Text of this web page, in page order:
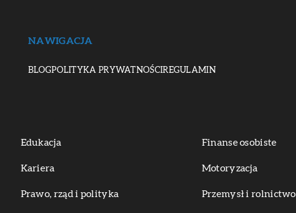
NAWIGACJA
BLOGPOLITYKA PRYWATNOŚCIREGULAMIN
Edukacja Finanse osobiste
Kariera Motoryzacja
Prawo, rząd i polityka Przemysł i rolnictwo